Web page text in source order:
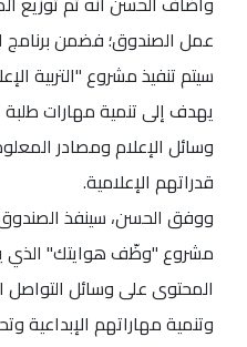
عمل الصندوق؛ فضمن برنامج
سيتم تنفيذ مشروع "التربية
يهدف إلى تنمية مهارات
وسائل الإعلام ومصادر
قدراتهم الإعلامية.
ووفق الحسن، سينفذ الصندوق
مشروع "وظّف هوايتك" الذي
المحتوى على وسائل
وتنمية مهاراتهم الإبداعية